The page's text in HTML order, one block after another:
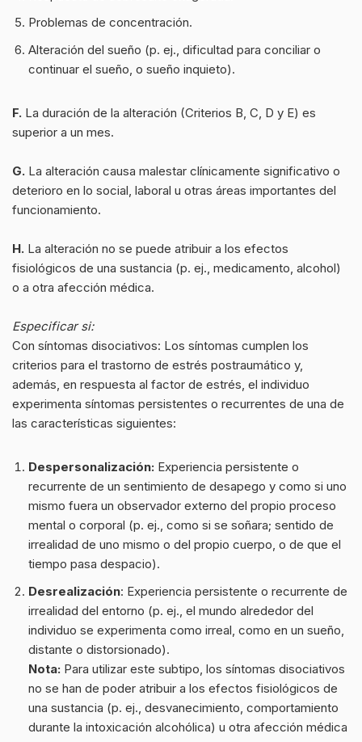
Problemas de concentración.
Alteración del sueño (p. ej., dificultad para conciliar o
continuar el sueño, o sueño inquieto).
F. La duración de la alteración (Criterios B, C, D y E) es
superior a un mes.
G. La alteración causa malestar clínicamente significativo o
deterioro en lo social, laboral u otras áreas importantes del
funcionamiento.
H. La alteración no se puede atribuir a los efectos
fisiológicos de una sustancia (p. ej., medicamento, alcohol)
o a otra afección médica.
Especificar si:
Con síntomas disociativos: Los síntomas cumplen los
criterios para el trastorno de estrés postraumático y,
además, en respuesta al factor de estrés, el individuo
experimenta síntomas persistentes o recurrentes de una de
las características siguientes:
Despersonalización: Experiencia persistente o
recurrente de un sentimiento de desapego y como si uno
mismo fuera un observador externo del propio proceso
mental o corporal (p. ej., como si se soñara; sentido de
irrealidad de uno mismo o del propio cuerpo, o de que el
tiempo pasa despacio).
Desrealización: Experiencia persistente o recurrente de
irrealidad del entorno (p. ej., el mundo alrededor del
individuo se experimenta como irreal, como en un sueño,
distante o distorsionado).
Nota: Para utilizar este subtipo, los síntomas disociativos
no se han de poder atribuir a los efectos fisiológicos de
una sustancia (p. ej., desvanecimiento, comportamiento
durante la intoxicación alcohólica) u otra afección médica